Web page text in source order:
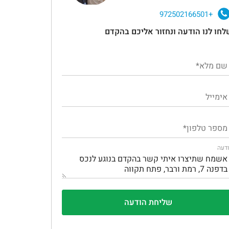
+972502166501
לנו הודעה ונחזור אליכם בהקדם